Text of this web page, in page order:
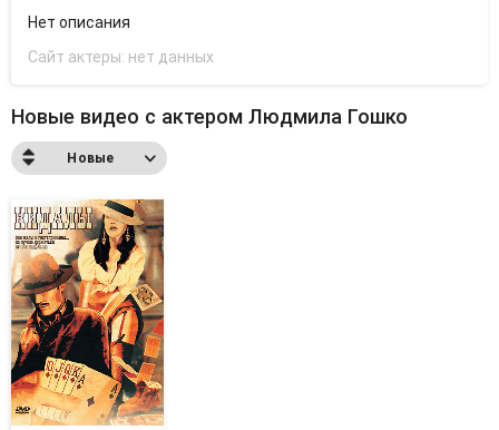
Нет описания
Сайт актеры: нет данных
Новые видео с актером Людмила Гошко
Новые